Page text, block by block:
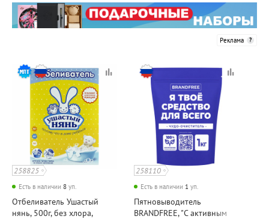
Реклама
258825
Есть в наличии 8 уп.
Отбеливатель Ушастый
нянь, 500г, без хлора,
258110
Есть в наличии 1 уп.
Пятновыводитель
BRANDFREE, "С активным